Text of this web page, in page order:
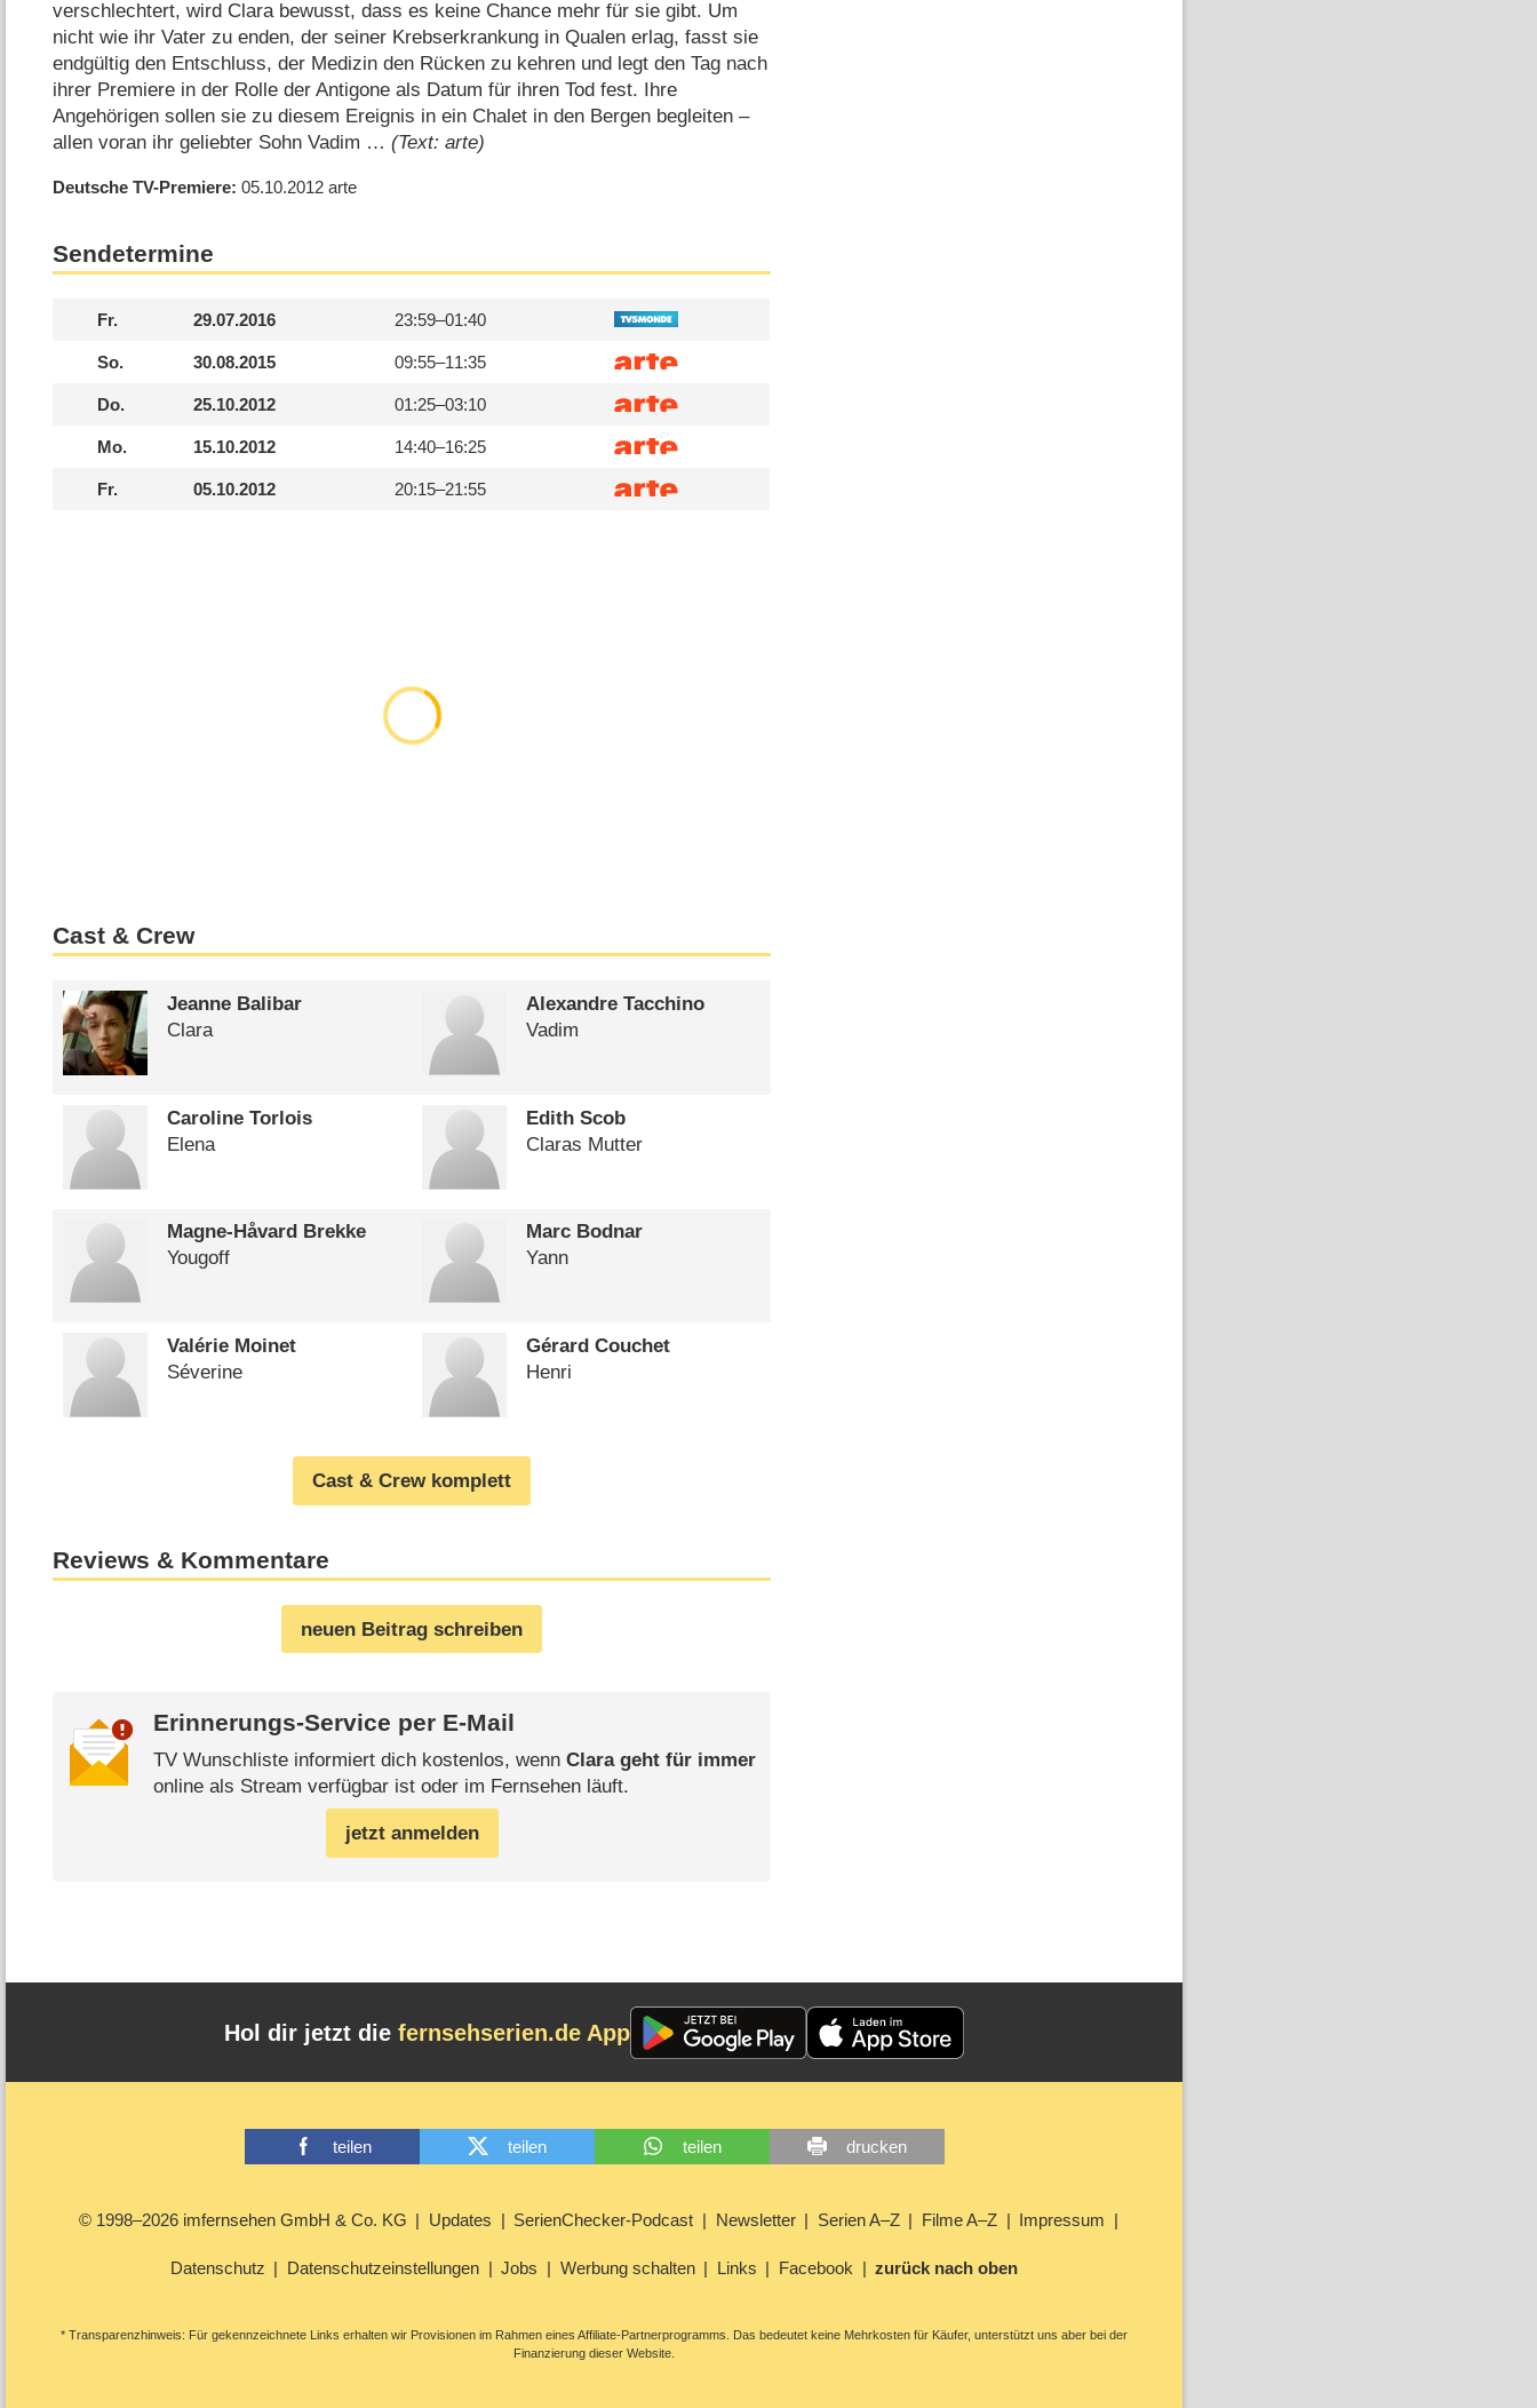
verschlechtert, wird Clara bewusst, dass es keine Chance mehr für sie gibt. Um
nicht wie ihr Vater zu enden, der seiner Krebserkrankung in Qualen erlag, fasst sie
endgültig den Entschluss, der Medizin den Rücken zu kehren und legt den Tag nach
ihrer Premiere in der Rolle der Antigone als Datum für ihren Tod fest. Ihre
Angehörigen sollen sie zu diesem Ereignis in ein Chalet in den Bergen begleiten –
allen voran ihr geliebter Sohn Vadim …(Text: arte)
Deutsche TV-Premiere 05.10.2012 arte
Sendetermine
Fr. 29.07.2016 23:59–01:40
So. 30.08.2015 09:55–11:35
Do. 25.10.2012 01:25–03:10
Mo. 15.10.2012 14:40–16:25
Fr. 05.10.2012 20:15–21:55
Cast & Crew
Jeanne Balibar
Clara
Alexandre Tacchino
Vadim
Caroline Torlois
Elena
Edith Scob
Claras Mutter
Magne-Håvard Brekke
Yougoff
Marc Bodnar
Yann
Valérie Moinet
Séverine
Gérard Couchet
Henri
Cast & Crew komplett
Reviews & Kommentare
neuen Beitrag schreiben
Erinnerungs-Service per E-Mail
TV Wunschliste informiert dich kostenlos, wenn Clara geht für immer
online als Stream verfügbar ist oder im Fernsehen läuft.
jetzt anmelden
Hol dir jetzt die fernsehserien.de App
teilen teilen teilen drucken
© 1998–2026 imfernsehen GmbH & Co. KG Updates SerienChecker-Podcast Newsletter Serien A–Z Filme A–Z Impressum
Datenschutz Datenschutzeinstellungen Jobs Werbung schalten Links Facebook zurück nach oben
* Transparenzhinweis: Für gekennzeichnete Links erhalten wir Provisionen im Rahmen eines Affiliate-Partnerprogramms. Das bedeutet keine Mehrkosten für Käufer, unterstützt uns aber bei der
Finanzierung dieser Website.